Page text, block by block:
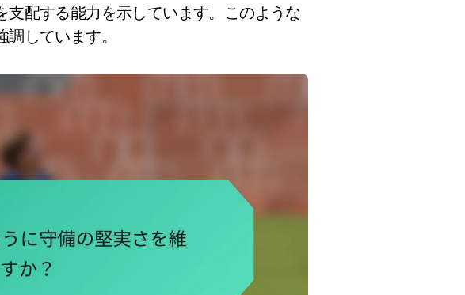
配する能力を示しています。このような
しています。